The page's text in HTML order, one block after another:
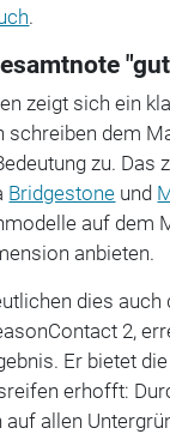
.
zeigt sich ein
schreiben dem
zu. Das
Bridgestone und
auf dem
anbieten.
dies
2,
Er bietet
erhofft:
allen